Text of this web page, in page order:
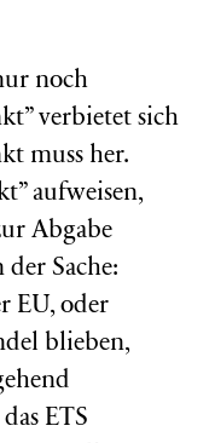
noch
verbietet sich
muss her.
aufweisen,
Abgabe
Sache:
EU, oder
blieben,
ETS